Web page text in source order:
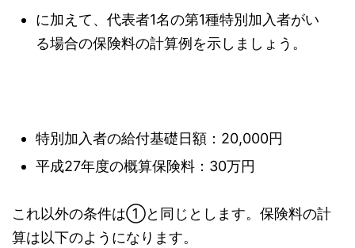
に加えて、代表者1名の第1種特別加入者がい
る場合の保険料の計算例を示しましょう。
特別加入者の給付基礎日額：20,000円
平成27年度の概算保険料：30万円
これ以外の条件は①と同じとします。保険料の計
算は以下のようになります。